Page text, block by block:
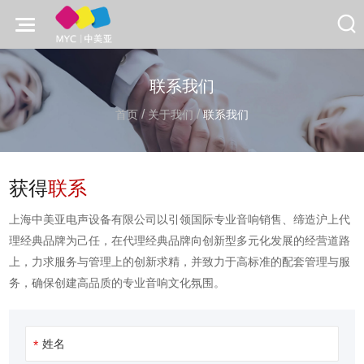
联系我们
首页/ 关于我们 /联系我们
获得联系
上海中美亚电声设备有限公司以引领国际专业音响销售、缔造沪上代
理经典品牌为己任，在代理经典品牌向创新型多元化发展的经营道路
上，力求服务与管理上的创新求精，并致力于高标准的配套管理与服
务，确保创建高品质的专业音响文化氛围。